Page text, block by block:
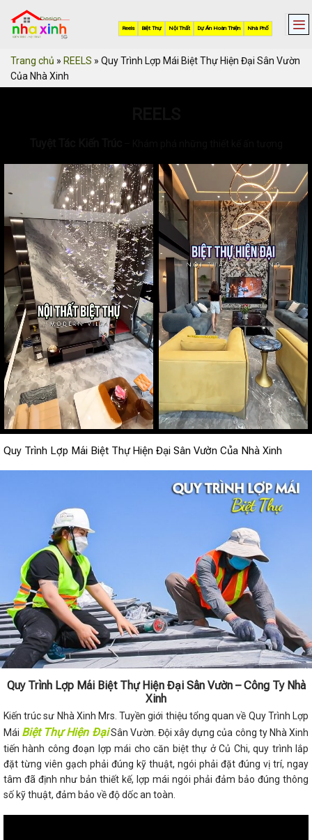
content
Trang chủ » REELS » Quy Trình Lợp Mái Biệt Thự Hiện Đại Sân Vườn
Của Nhà Xinh
Quy Trình Lợp Mái Biệt Thự Hiện Đại Sân Vườn Của Nhà Xinh
Quy Trình Lợp Mái Biệt Thự Hiện Đại Sân Vườn – Công Ty Nhà
Xinh
Kiến trúc sư Nhà Xinh Mrs. Tuyền giới thiệu tổng quan về Quy Trình Lợp
Mái Biệt Thự Hiện ĐạiSân Vườn. Đội xây dựng của công ty Nhà Xinh
tiến hành công đoạn lợp mái cho căn biệt thự ở Củ Chi, quy trình lắp
đặt từng viên gạch phải đúng kỹ thuật, ngói phải đặt đúng vị trí, ngay
tâm đã định như bản thiết kế, lợp mái ngói phải đảm bảo đúng thông
số kỹ thuật, đảm bảo về độ dốc an toàn.
Nhà Phố
Dự Án Hoàn Thiện
Nội Thất
Biệt Thự
Reels